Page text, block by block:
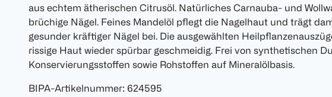
aus echtem ätherischen Citrusöl. Natürliches Carnauba- und
brüchige Nägel. Feines Mandelöl pflegt die Nagelhaut und trägt
gesunder kräftiger Nägel bei. Die ausgewählten
rissige Haut wieder spürbar geschmeidig. Frei von synthetischen
Konservierungsstoffen sowie Rohstoffen auf Mineralölbasis.
BIPA-Artikelnummer: 624595